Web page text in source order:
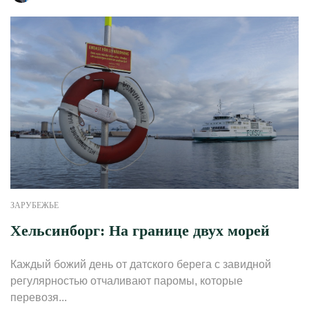
ЗАРУБЕЖЬЕ
Хельсинборг: На границе двух морей
Каждый божий день от датского берега с завидной
регулярностью отчаливают паромы, которые
перевозя...